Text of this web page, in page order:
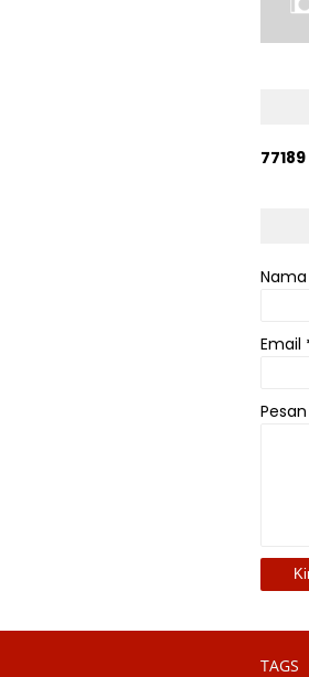
77189
Nama
Email
Pesan
TAGS